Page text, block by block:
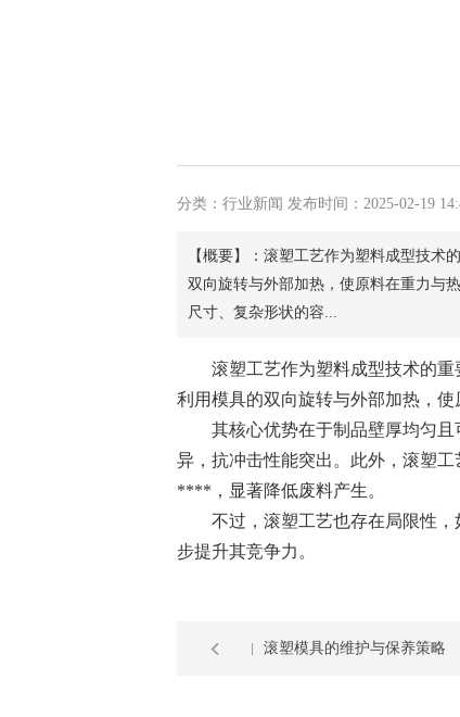
分类：行业新闻 发布时间：2025-02-19
【概要】：滚塑工艺作为塑料成型技
双向旋转与外部加热，使原料在重力与
尺寸、复杂形状的容...
滚塑工艺作为塑料成型技术的重要
利用模具的双向旋转与外部加热，
其核心优势在于制品壁厚均匀且
异，抗冲击性能突出。此外，滚塑
****，显著降低废料产生。
不过，滚塑工艺也存在局限性，
步提升其竞争力。
滚塑模具的维护与保养策略